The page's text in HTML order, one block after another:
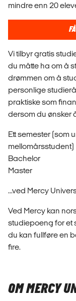
mindre enn 20
Vi tilbyr gratis
du måtte ha om å
drømmen om å
personlige
praktiske som
dersom du ønsker
Ett semester (som
mellomårsstudent)
Bachelor
Master
...ved Mercy
Ved Mercy kan
studiepoeng for et
du kan fullføre en
fire.
OM MERCY